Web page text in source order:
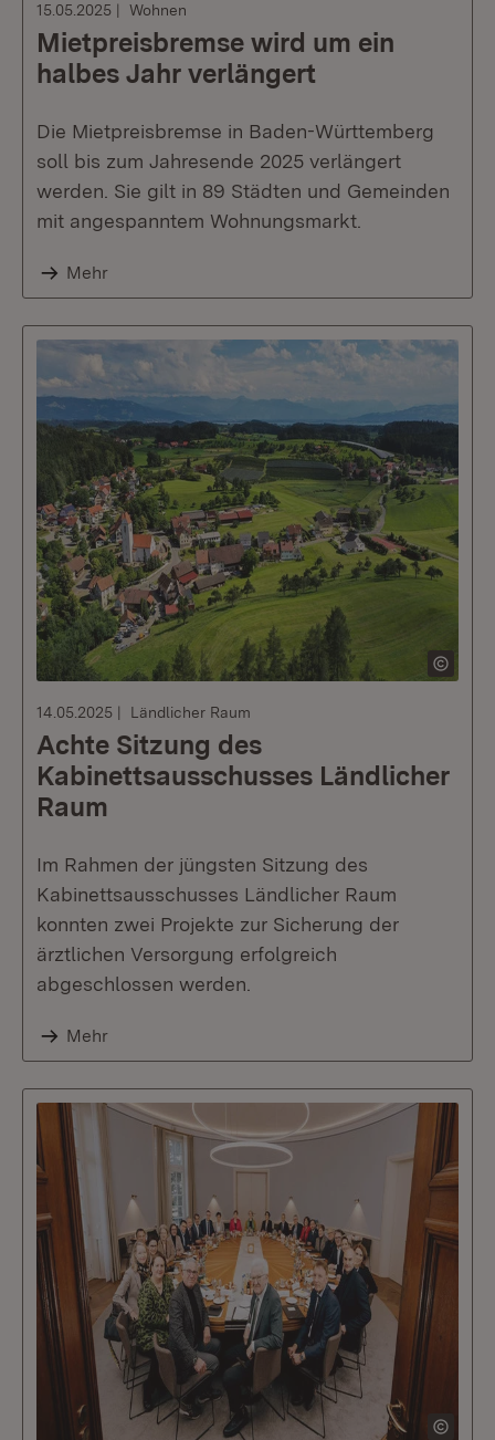
15.05.2025 Wohnen
Mietpreisbremse wird um ein
halbes Jahr verlängert
Die Mietpreisbremse in Baden-Württemberg
soll bis zum Jahresende 2025 verlängert
werden. Sie gilt in 89 Städten und Gemeinden
mit angespanntem Wohnungsmarkt.
Mehr
14.05.2025 Ländlicher Raum
Achte Sitzung des
Kabinettsausschusses Ländlicher
Raum
Im Rahmen der jüngsten Sitzung des
Kabinettsausschusses Ländlicher Raum
konnten zwei Projekte zur Sicherung der
ärztlichen Versorgung erfolgreich
abgeschlossen werden.
Mehr